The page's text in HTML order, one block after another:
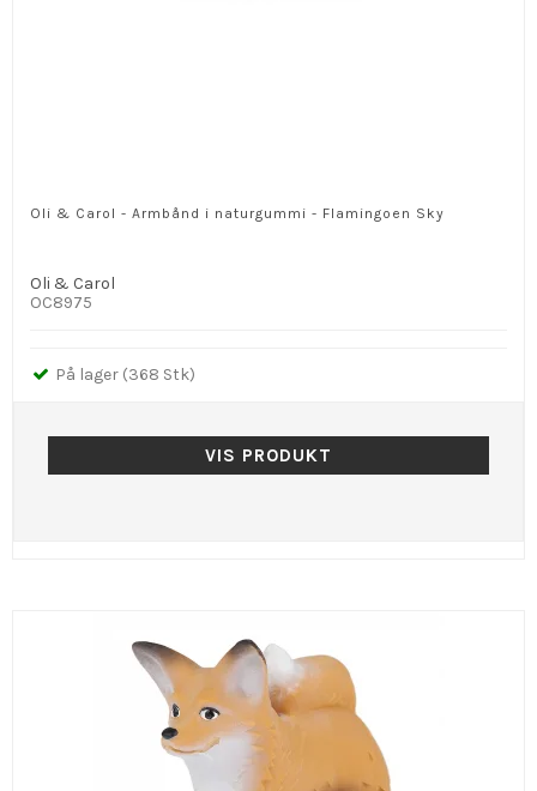
Oli & Carol - Armbånd i naturgummi - Flamingoen Sky
Oli & Carol
OC8975
På lager (368 Stk)
VIS PRODUKT